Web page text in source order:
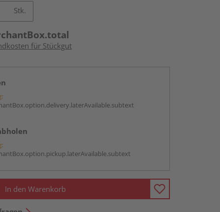
Stk.
für Stückgut
In den Warenkorb